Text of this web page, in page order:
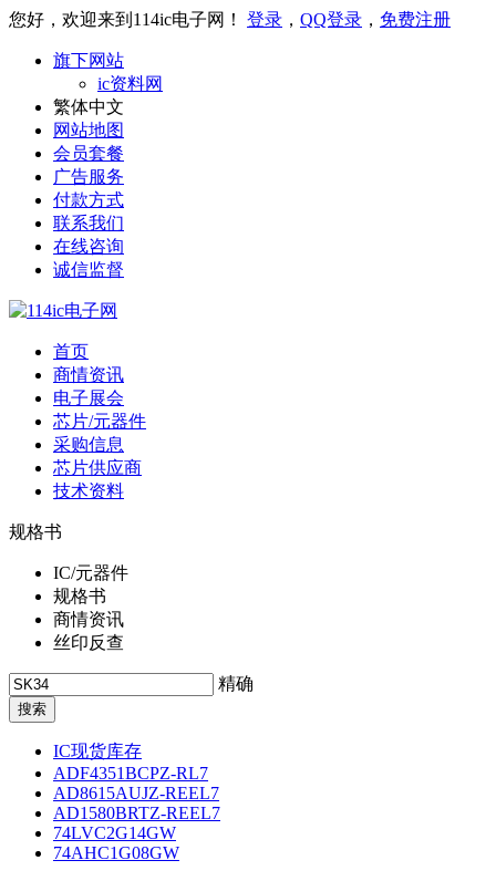
您好，欢迎来到114ic电子网！ 登录 ， QQ登录 ， 免费注册
旗下网站
ic资料网
繁体中文
网站地图
会员套餐
广告服务
付款方式
联系我们
在线咨询
诚信监督
首页
商情资讯
电子展会
芯片/元器件
采购信息
芯片供应商
技术资料
规格书
IC/元器件
规格书
商情资讯
丝印反查
精确
IC现货库存
ADF4351BCPZ-RL7
AD8615AUJZ-REEL7
AD1580BRTZ-REEL7
74LVC2G14GW
74AHC1G08GW